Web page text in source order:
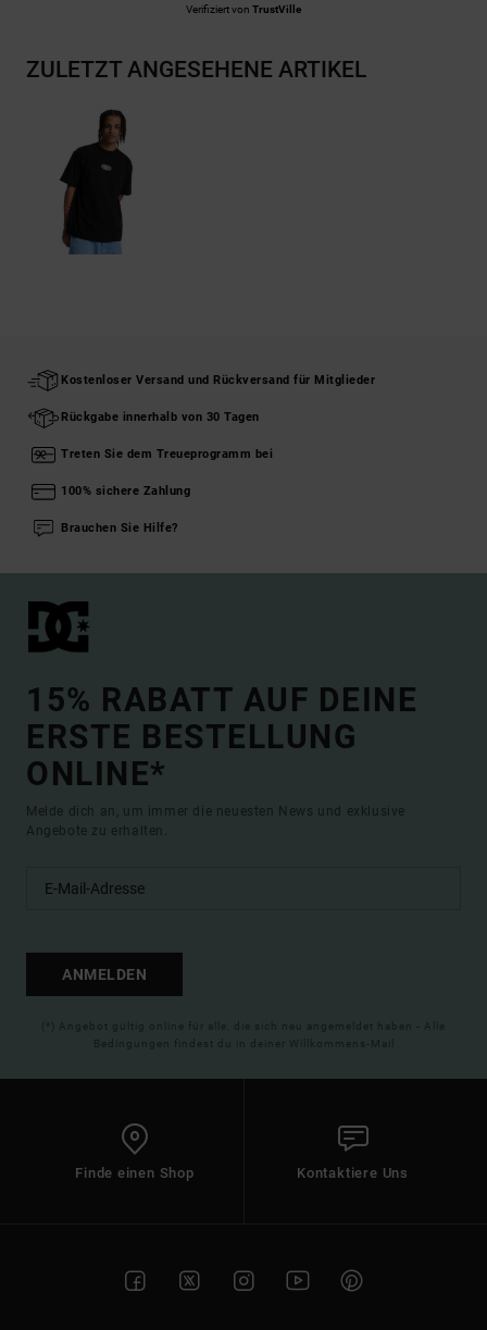
Verifiziert von TrustVille
ZULETZT ANGESEHENE ARTIKEL
Kostenloser Versand und Rückversand für Mitglieder
Rückgabe innerhalb von 30 Tagen
Treten Sie dem Treueprogramm bei
100% sichere Zahlung
Brauchen Sie Hilfe?
15% RABATT AUF DEINE
ERSTE BESTELLUNG
ONLINE*
Melde dich an, um immer die neuesten News und exklusive
Angebote zu erhalten.
ANMELDEN
(*) Angebot gültig online für alle, die sich neu angemeldet haben - Alle
Bedingungen findest du in deiner Willkommens-Mail
Finde einen Shop Kontaktiere Uns